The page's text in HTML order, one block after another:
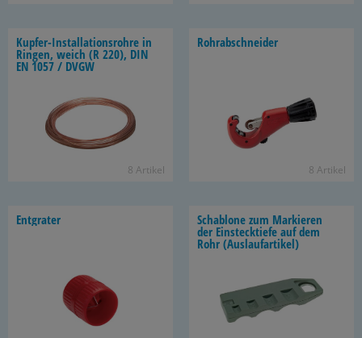
Kupfer-​Installationsrohre in
Rin­gen, weich (R 220), DIN
EN 1057 / DVGW
8 Ar­ti­kel
Rohr­ab­schnei­der
8 Ar­ti­kel
Ent­gra­ter Scha­blo­ne zum Mar­kie­ren
der Ein­steck­tie­fe auf dem
Rohr (Aus­lauf­ar­ti­kel)